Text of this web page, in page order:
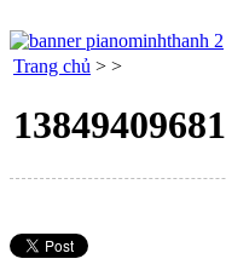
Trang chủ > >
13849409681